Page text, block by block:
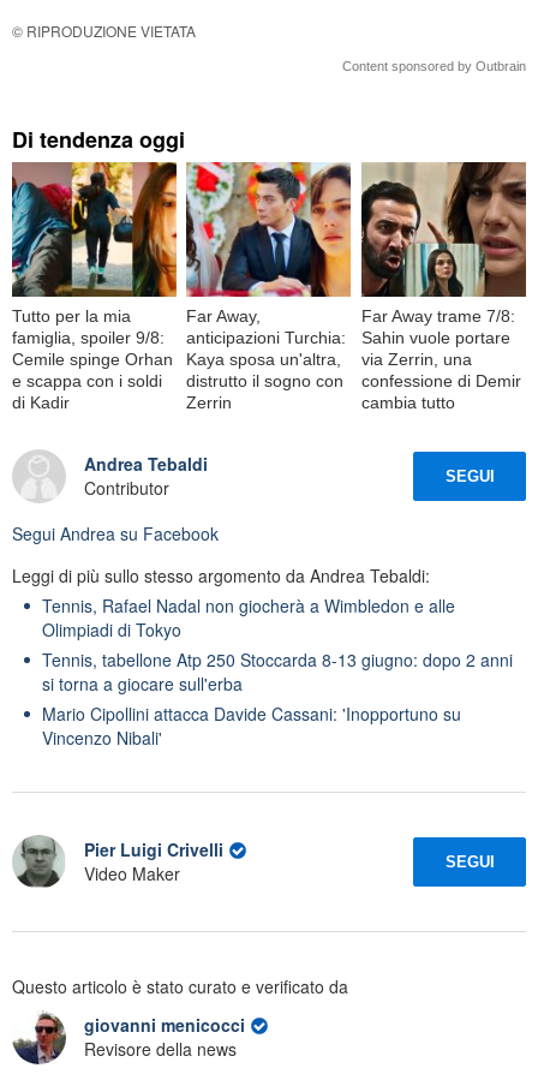
© RIPRODUZIONE VIETATA
Content sponsored by Outbrain
Di tendenza oggi
Tutto per la mia
famiglia, spoiler 9/8:
Cemile spinge Orhan
e scappa con i soldi
di Kadir
Far Away,
anticipazioni Turchia:
Kaya sposa un'altra,
distrutto il sogno con
Zerrin
Far Away trame 7/8:
Sahin vuole portare
via Zerrin, una
confessione di Demir
cambia tutto
Andrea Tebaldi
Contributor
SEGUI
Segui Andrea su Facebook
Leggi di più sullo stesso argomento da Andrea Tebaldi:
Tennis, Rafael Nadal non giocherà a Wimbledon e alle
Olimpiadi di Tokyo
Tennis, tabellone Atp 250 Stoccarda 8-13 giugno: dopo 2 anni
si torna a giocare sull'erba
Mario Cipollini attacca Davide Cassani: 'Inopportuno su
Vincenzo Nibali'
Pier Luigi Crivelli
Video Maker
SEGUI
Questo articolo è stato curato e verificato da
giovanni menicocci
Revisore della news